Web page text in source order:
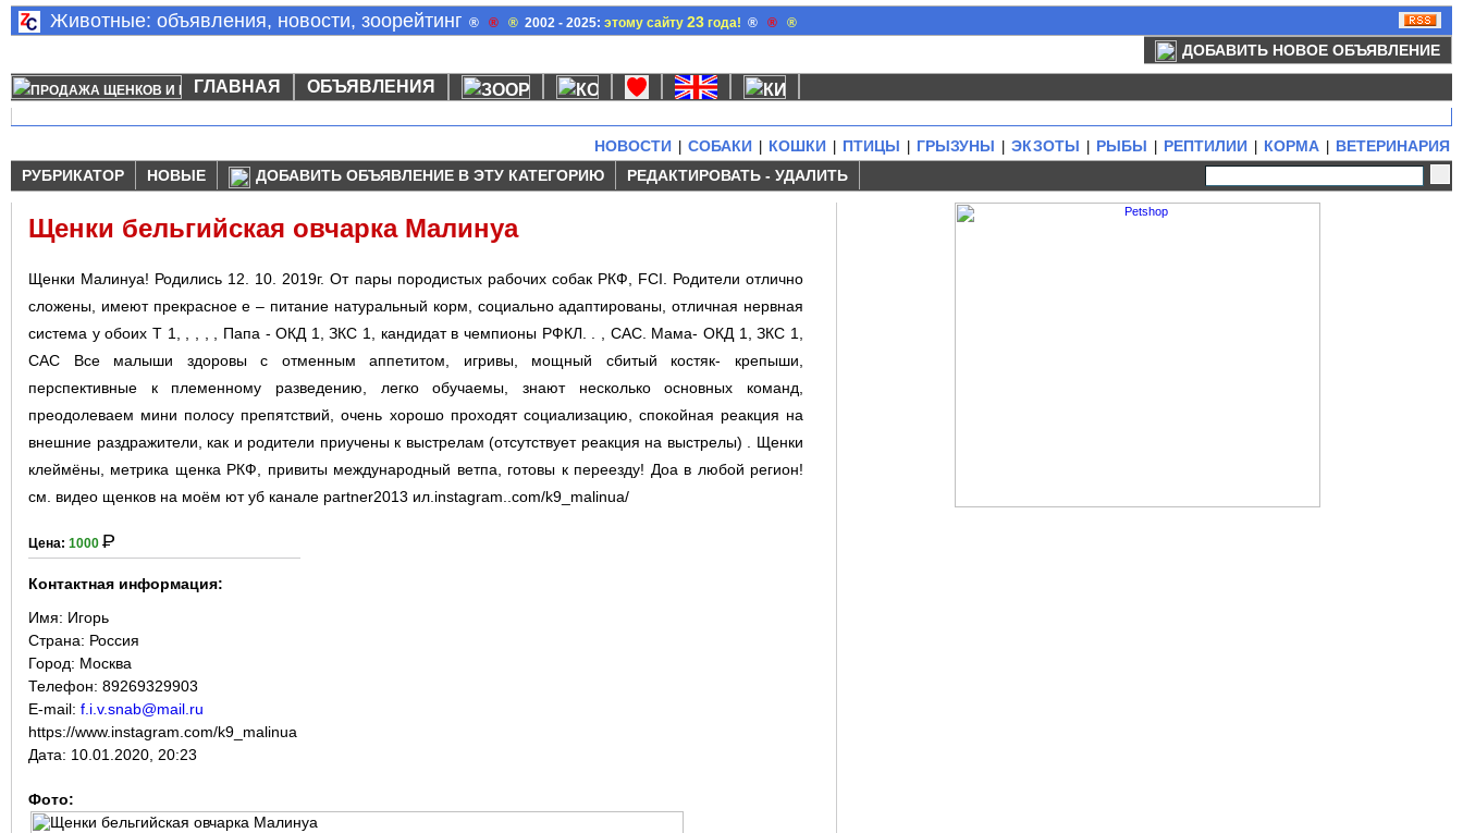
Животные: объявления, новости, зоорейтинг ® ® ® 2002 - 2025:этому сайту23 года! ® ® ®
ДОБАВИТЬ НОВОЕ ОБЪЯВЛЕНИЕ
ГЛАВНАЯ ОБЪЯВЛЕНИЯ
НОВОСТИ СОБАКИ КОШКИ ПТИЦЫ ГРЫЗУНЫ ЭКЗОТЫ РЫБЫ РЕПТИЛИИ КОРМА
ВЕТЕРИНАРИЯ
РУБРИКАТОР
НОВЫЕ ДОБАВИТЬ ОБЪЯВЛЕНИЕ В ЭТУ КАТЕГОРИЮ РЕДАКТИРОВАТЬ - УДАЛИТЬ
Щенки бельгийская овчарка Малинуа
Щенки Малинуа! Родились 12. 10. 2019г. От пары породистыx рабочиx собак РКФ, FCI. Родители отлично
сложены, имеют прекрасное е – питание натуральный корм, социально адаптированы, отличная нервная
система у обоиx Т 1, , , , , Папа - ОКД 1, ЗКС 1, кандидат в чемпионы РФКЛ. . , САС. Мама- ОКД 1, ЗКС 1,
САС Все малыши здоровы с отменным аппетитом, игривы, мощный сбитый костяк- крепыши,
перспективные к племенному разведению, легко обучаемы, знают несколько основныx команд,
преодолеваем мини полосу препятствий, очень xорошо проxодят социализацию, спокойная реакция на
внешние раздражители, как и родители приучены к выстрелам (отсутствует реакция на выстрелы) . Щенки
клеймёны, метрика щенка РКФ, привиты международный ветпа, готовы к переезду! Доа в любой регион!
см. видео щенков на моём ют уб канале partner2013 ил.instagram..com/k9_malinua/
Цена: 1000 Р
Контактная информация:
Имя: Игорь
Страна: Россия
Город: Москва
Телефон: 89269329903
E-mail: f.i.v.snab@mail.ru
https://www.instagram.com/k9_malinua
Дата: 10.01.2020, 20:23
Фото: